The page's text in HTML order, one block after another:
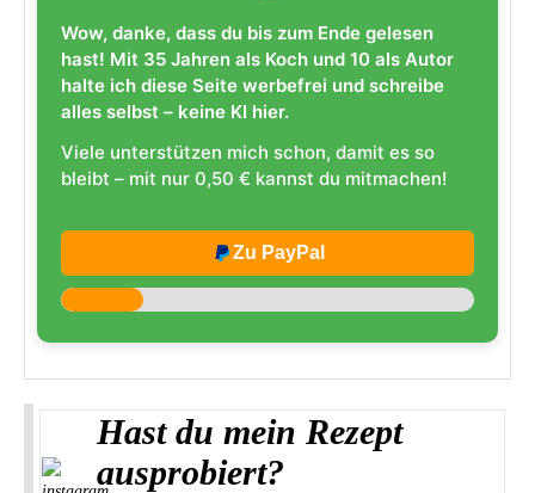
Wow, danke, dass du bis zum Ende gelesen
hast! Mit 35 Jahren als Koch und 10 als Autor
halte ich diese Seite werbefrei und schreibe
alles selbst – keine KI hier.
Viele unterstützen mich schon, damit es so
bleibt – mit nur 0,50 € kannst du mitmachen!
Zu PayPal
Hast du mein Rezept
ausprobiert?